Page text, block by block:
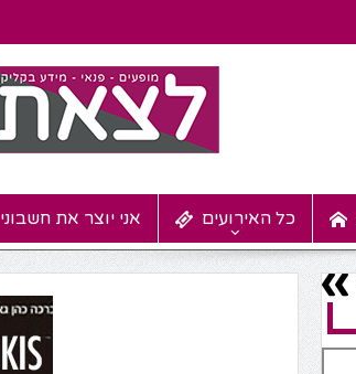
אני יוצר את חשבוני כל האירועים